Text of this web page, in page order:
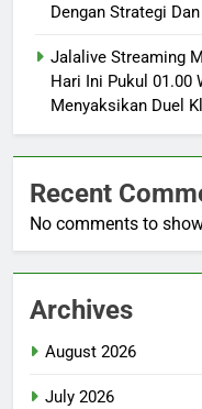
Dengan Strategi
Jalalive Streaming
Hari Ini Pukul 01.00
Menyaksikan Duel
Recent
No comments to
Archives
August 2026
July 2026